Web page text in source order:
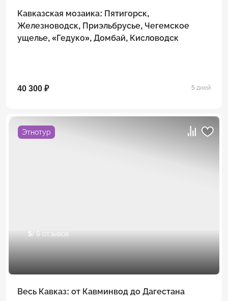
Кавказская мозаика: Пятигорск,
Железноводск, Приэльбрусье, Чегемское
ущелье, «Гедуко», Домбай, Кисловодск
40 300 ₽ 5 дней
Этнотур
5/ 5 отзывов
Весь Кавказ: от Кавминвод до Дагестана